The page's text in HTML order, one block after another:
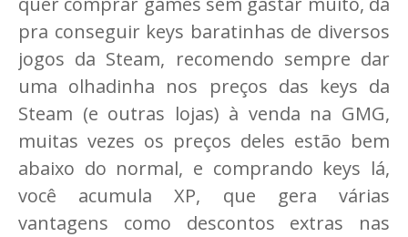
pra conseguir keys baratinhas de diversos
jogos da Steam, recomendo sempre dar
uma olhadinha nos preços das keys da
Steam (e outras lojas) à venda na GMG,
muitas vezes os preços deles estão bem
abaixo do normal, e comprando keys lá,
você acumula XP, que gera várias
vantagens como descontos extras nas